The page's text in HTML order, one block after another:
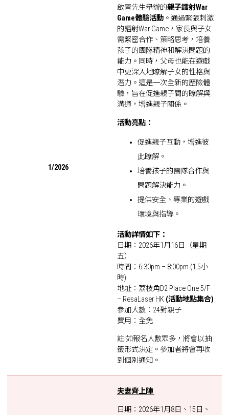
1/2026
啟晉先生舉辦的親子鐳射War
Game體驗活動 。通過緊張刺激
的鐳射War Game，家長與子女
需緊密合作、策略思考，培養
孩子的團隊精神和解決問題的
能力。同時，父母也能在遊戲
中更深入地瞭解子女的性格與
潛力。這是一次全新的歷險體
驗，旨在促進親子間的瞭解與
溝通，增進親子關係。
活動亮點：
促進親子互動，增進彼
此瞭解。
培養孩子的團隊合作與
問題解決能力。
提供安全、專業的遊戲
環境與指導。
活動詳情如下：
日期：2026年1月16日（星期
五）
時間：6:30pm – 8:00pm (1.5小
時)
地址：荔枝角D2 Place One 5/F
– ResaLaser HK (活動地點集合)
參加人數：24對親子
費用：全免
註:如報名人數眾多，將會以抽
籤形式決定。參加者將會再收
到個別通知。
夫妻齊上陣
日期：2026年1月8日、15日、